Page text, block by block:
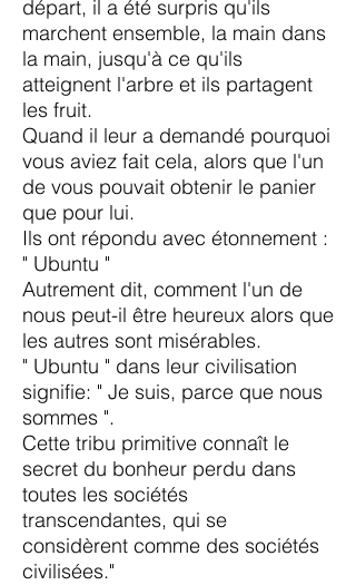
départ, il a été surpris qu'ils
marchent ensemble, la main dans
la main, jusqu'à ce qu'ils
atteignent l'arbre et ils partagent
les fruit.
Quand il leur a demandé pourquoi
vous aviez fait cela, alors que l'un
de vous pouvait obtenir le panier
que pour lui.
Ils ont répondu avec étonnement :
" Ubuntu "
Autrement dit, comment l'un de
nous peut-il être heureux alors que
les autres sont misérables.
" Ubuntu " dans leur civilisation
signifie: " Je suis, parce que nous
sommes ".
Cette tribu primitive connaît le
secret du bonheur perdu dans
toutes les sociétés
transcendantes, qui se
considèrent comme des sociétés
civilisées."